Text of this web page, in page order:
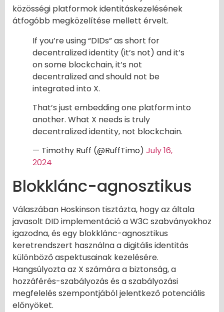
közösségi platformok identitáskezelésének
átfogóbb megközelítése mellett érvelt.
If you’re using “DIDs” as short for
decentralized identity (it’s not) and it’s
on some blockchain, it’s not
decentralized and should not be
integrated into X.
That’s just embedding one platform into
another. What X needs is truly
decentralized identity, not blockchain.
— Timothy Ruff (@RuffTimo) July 16,
2024
Blokklánc-agnosztikus
Válaszában Hoskinson tisztázta, hogy az általa
javasolt DID implementáció a W3C szabványokhoz
igazodna, és egy blokklánc-agnosztikus
keretrendszert használna a digitális identitás
különböző aspektusainak kezelésére.
Hangsúlyozta az X számára a biztonság, a
hozzáférés-szabályozás és a szabályozási
megfelelés szempontjából jelentkező potenciális
előnyöket.